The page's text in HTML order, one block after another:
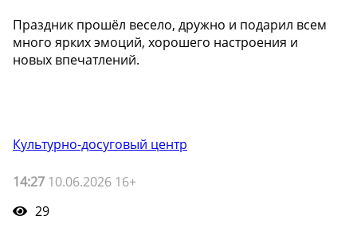
Праздник прошёл весело, дружно и подарил всем
много ярких эмоций, хорошего настроения и
новых впечатлений.
Культурно-досуговый центр
14:27 10.06.2026 16+
29